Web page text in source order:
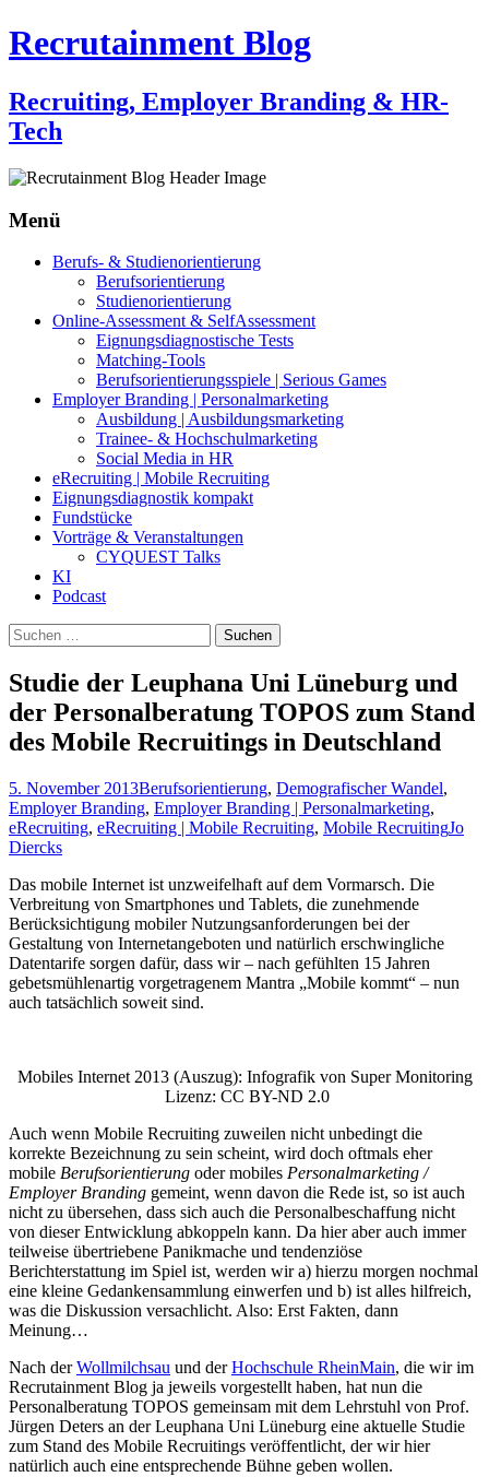
Recrutainment Blog
Recruiting, Employer Branding & HR-
Tech
Menü
Zum
Berufs- & Studienorientierung
Berufsorientierung
Studienorientierung
Online-Assessment & SelfAssessment
Eignungsdiagnostische Tests
Matching-Tools
Berufsorientierungsspiele | Serious Games
Employer Branding | Personalmarketing
Ausbildung | Ausbildungsmarketing
Trainee- & Hochschulmarketing
Social Media in HR
eRecruiting | Mobile Recruiting
Eignungsdiagnostik kompakt
Fundstücke
Vorträge & Veranstaltungen
CYQUEST Talks
KI
Podcast
Suchen
nach:
Studie der Leuphana Uni Lüneburg und
der Personalberatung TOPOS zum Stand
des Mobile Recruitings in Deutschland
5. November 2013Berufsorientierung, Demografischer Wandel,
Employer Branding, Employer Branding | Personalmarketing,
eRecruiting, eRecruiting | Mobile Recruiting, Mobile RecruitingJo
Diercks
Das mobile Internet ist unzweifelhaft auf dem Vormarsch. Die
Verbreitung von Smartphones und Tablets, die zunehmende
Berücksichtigung mobiler Nutzungsanforderungen bei der
Gestaltung von Internetangeboten und natürlich erschwingliche
Datentarife sorgen dafür, dass wir – nach gefühlten 15 Jahren
gebetsmühlenartig vorgetragenem Mantra „Mobile kommt“ – nun
auch tatsächlich soweit sind.
Mobiles Internet 2013 (Auszug): Infografik von Super Monitoring
Lizenz: CC BY-ND 2.0
Auch wenn Mobile Recruiting zuweilen nicht unbedingt die
korrekte Bezeichnung zu sein scheint, wird doch oftmals eher
mobile Berufsorientierung oder mobiles Personalmarketing /
Employer Branding gemeint, wenn davon die Rede ist, so ist auch
nicht zu übersehen, dass sich auch die Personalbeschaffung nicht
von dieser Entwicklung abkoppeln kann. Da hier aber auch immer
teilweise übertriebene Panikmache und tendenziöse
Berichterstattung im Spiel ist, werden wir a) hierzu morgen nochmal
eine kleine Gedankensammlung einwerfen und b) ist alles hilfreich,
was die Diskussion versachlicht. Also: Erst Fakten, dann
Meinung…
Nach derWollmilchsau und derHochschule RheinMain, die wir im
Recrutainment Blog ja jeweils vorgestellt haben, hat nun die
Personalberatung TOPOS gemeinsam mit dem Lehrstuhl von Prof.
Jürgen Deters an der Leuphana Uni Lüneburg eine aktuelle Studie
zum Stand des Mobile Recruitings veröffentlicht, der wir hier
natürlich auch eine entsprechende Bühne geben wollen.